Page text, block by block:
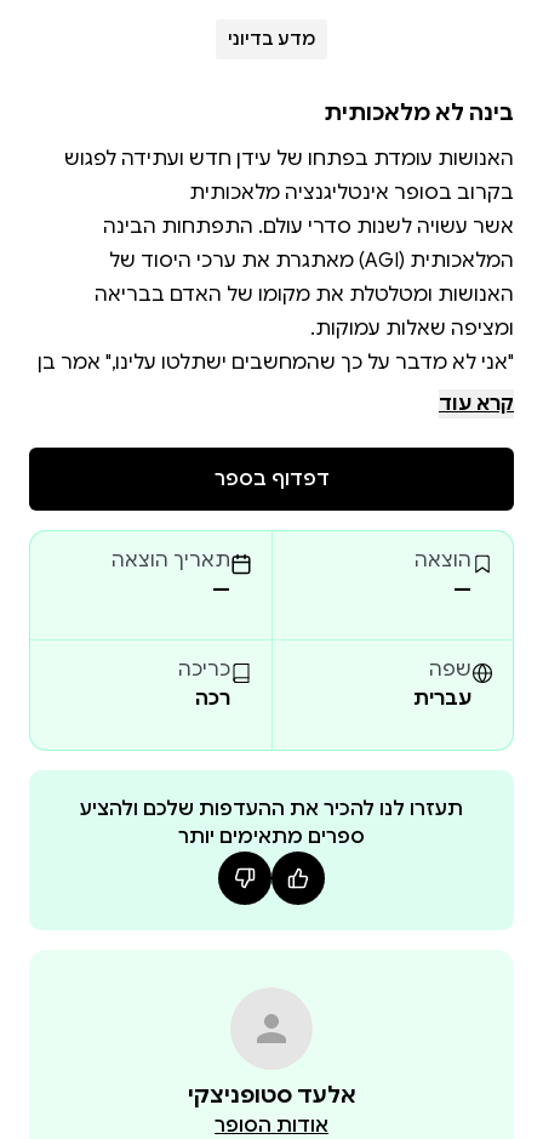
מדע בדיוני
בינה לא מלאכותית
האנושות עומדת בפתחו של עידן חדש ועתידה לפגוש
אשר עשויה לשנות סדרי עולם. התפתחות הבינה
המלאכותית (AGI) מאתגרת את ערכי היסוד של
האנושות ומטלטלת את מקומו של האדם בבריאה
"אני לא מדבר על כך שהמחשבים ישתלטו עלינו," אמר בן
לדודתו תפארת, "אני מדבר על ספק הולך וגדל לגבי
רוחני יוצא דופן בעקבות גילוי של בינה מלאכותית
מתקדמת. במסע זה הוא פוגש דמויות בעלות כוחות על
השאלה 'האם באדם יש משהו שלעולם לא יהיה במחשב?'
עמוק בלב הקוראים זמן רב לאחר תום המסע.
קרא עוד
דפדוף בספר
הוצאה
—
תאריך הוצאה
—
שפה
עברית
כריכה
רכה
תעזרו לנו להכיר את ההעדפות שלכם ולהציע
ספרים מתאימים יותר
אלעד סטופניצקי
אודות הסופר